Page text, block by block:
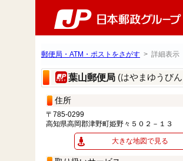
郵便局・ATM・ポストをさがす > 詳細表示
葉山郵便局 (はやまゆうび
住所
〒785-0299
高知県高岡郡津野町姫野々５０２－１３
大きな地図で見る